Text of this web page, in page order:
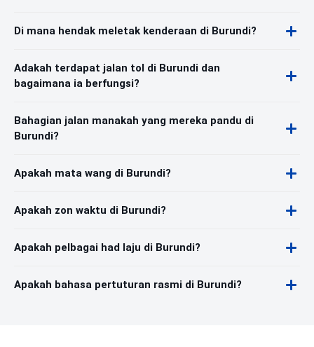
Di mana hendak meletak kenderaan di Burundi?
Adakah terdapat jalan tol di Burundi dan
bagaimana ia berfungsi?
Bahagian jalan manakah yang mereka pandu di
Burundi?
Apakah mata wang di Burundi?
Apakah zon waktu di Burundi?
Apakah pelbagai had laju di Burundi?
Apakah bahasa pertuturan rasmi di Burundi?